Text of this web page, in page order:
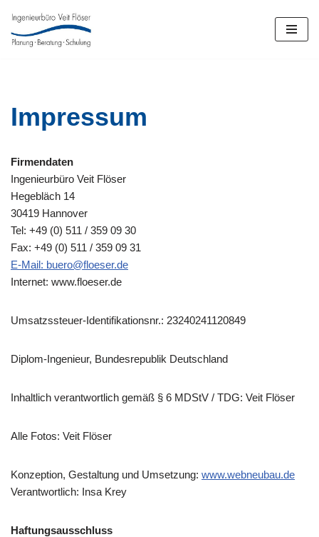
Zum
Impressum
Firmendaten
Ingenieurbüro Veit Flöser
Hegebläch 14
30419 Hannover
Tel: +49 (0) 511 / 359 09 30
Fax: +49 (0) 511 / 359 09 31
E-Mail: buero@floeser.de
Internet: www.floeser.de
Umsatzssteuer-Identifikationsnr.: 23240241120849
Diplom-Ingenieur, Bundesrepublik Deutschland
Inhaltlich verantwortlich gemäß § 6 MDStV / TDG: Veit Flöser
Alle Fotos: Veit Flöser
Konzeption, Gestaltung und Umsetzung: www.webneubau.de
Verantwortlich: Insa Krey
Haftungsausschluss